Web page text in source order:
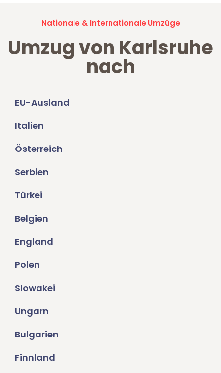
Nationale & Internationale Umzüge
Umzug von Karlsruhe
nach
EU-Ausland
Italien
Österreich
Serbien
Türkei
Belgien
England
Polen
Slowakei
Ungarn
Bulgarien
Finnland